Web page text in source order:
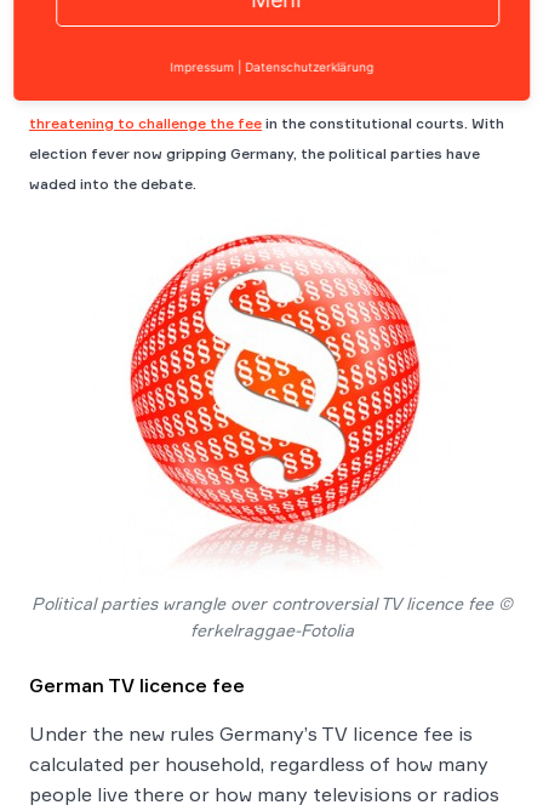
In January 2013 a new TV licence fee model was introduced in
threatening to challenge the fee in the constitutional courts. With
election fever now gripping Germany, the political parties have
waded into the debate.
Political parties wrangle over controversial TV licence fee ©
ferkelraggae-Fotolia
German TV licence fee
Under the new rules Germany’s TV licence fee is
calculated per household, regardless of how many
people live there or how many televisions or radios
Impressum Datenschutzerklärung